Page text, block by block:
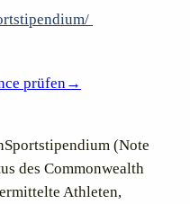
prüfen→
(Note
des Commonwealth
Athleten,